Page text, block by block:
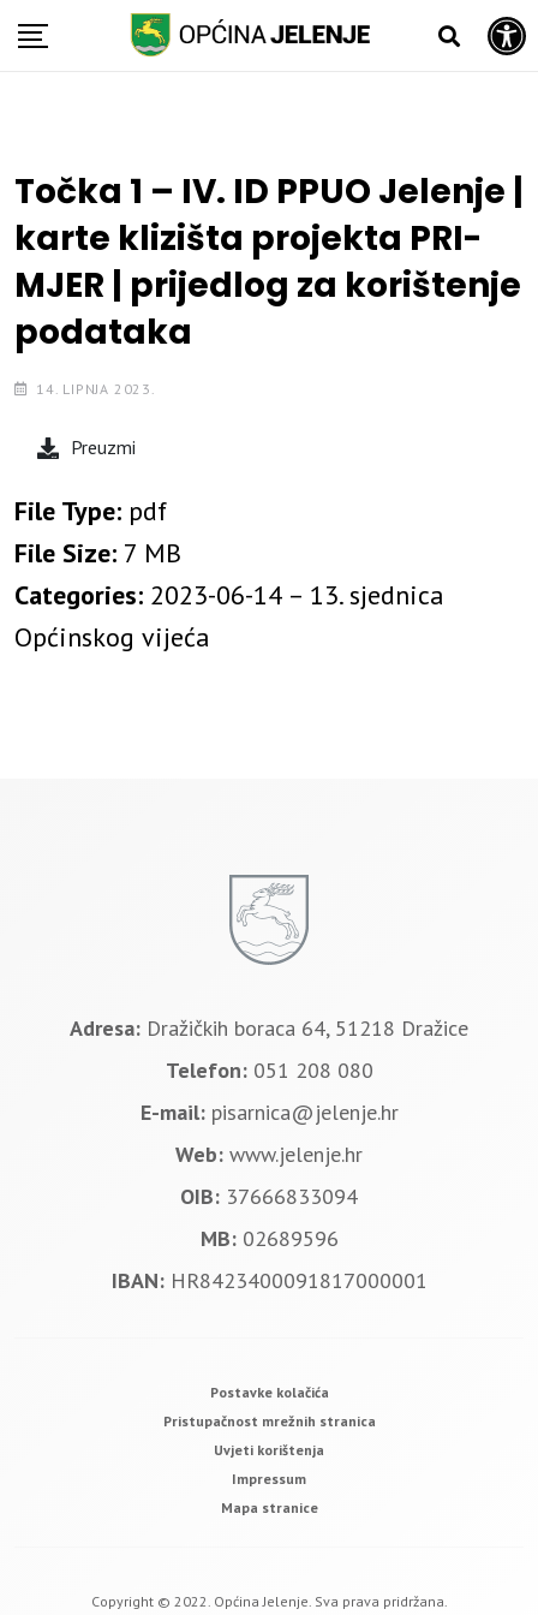
Open toolbar
Skip
Točka 1 – IV. ID PPUO Jelenje |
karte klizišta projekta PRI-
MJER | prijedlog za korištenje
podataka
14. LIPNJA 2023.
Preuzmi
File Type: pdf
File Size: 7 MB
Categories: 2023-06-14 – 13. sjednica
Općinskog vijeća
Adresa: Dražičkih boraca 64, 51218 Dražice
Telefon: 051 208 080
E-mail: pisarnica@jelenje.hr
Web: www.jelenje.hr
OIB: 37666833094
MB: 02689596
IBAN: HR8423400091817000001
Postavke kolačića
Pristupačnost mrežnih stranica
Uvjeti korištenja
Impressum
Mapa stranice
Copyright © 2022. Općina Jelenje. Sva prava pridržana.